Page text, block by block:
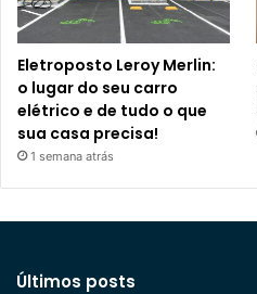
Eletroposto Leroy Merlin:
o lugar do seu carro
elétrico e de tudo o que
sua casa precisa!
1 semana atrás
Últimos posts